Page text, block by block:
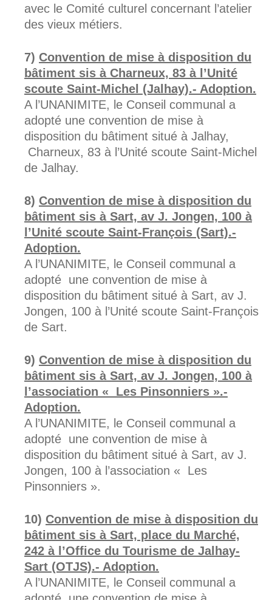
avec le Comité culturel concernant l’atelier
des vieux métiers.
Convention de mise à disposition du
bâtiment sis à Charneux, 83 à l’Unité
scoute Saint-Michel (Jalhay).- Adoption.
A l’UNANIMITE, le Conseil communal a
adopté une convention de mise à
disposition du bâtiment situé à Jalhay,
Charneux, 83 à l’Unité scoute Saint-Michel
de Jalhay.
Convention de mise à disposition du
bâtiment sis à Sart, av J. Jongen, 100 à
l’Unité scoute Saint-François (Sart).-
Adoption.
A l’UNANIMITE, le Conseil communal a
adopté une convention de mise à
disposition du bâtiment situé à Sart, av J.
Jongen, 100 à l’Unité scoute Saint-François
de Sart.
Convention de mise à disposition du
bâtiment sis à Sart, av J. Jongen, 100 à
l’association « Les Pinsonniers ».-
Adoption.
A l’UNANIMITE, le Conseil communal a
adopté une convention de mise à
disposition du bâtiment situé à Sart, av J.
Jongen, 100 à l’association « Les
Pinsonniers ».
Convention de mise à disposition du
bâtiment sis à Sart, place du Marché,
242 à l’Office du Tourisme de Jalhay-
Sart (OTJS).- Adoption.
A l’UNANIMITE, le Conseil communal a